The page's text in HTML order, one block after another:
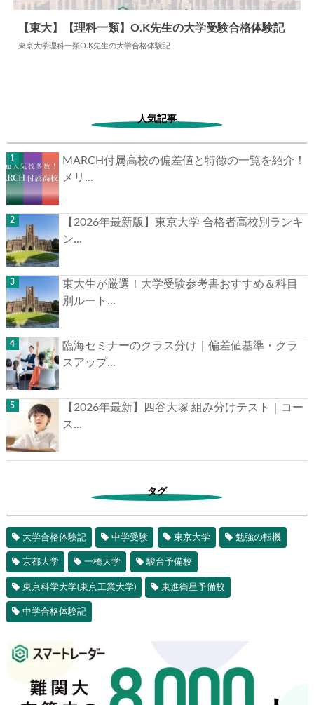
【東大】【理科一類】O.K先生の大学受験合格体験記
東京大学理科一類O.K先生の大学合格体験記
人気記事
MARCH付属高校の偏差値と特徴の一覧を紹介！
メリ...
【2026年最新版】東京大学 合格者高校別ランキ
ン...
東大生が厳選！大学受験参考書おすすめ＆科目
別ルート...
臨海セミナーのクラス分け｜偏差値基準・クラ
スアップ...
【2026年最新】四谷大塚 組み分けテスト｜コー
ス...
タグ
大学合格体験記 中学受験 東京大学 勉強の転機
京都大学 一橋大学 駿台予備校
東京科学大学(東京工業大学) 東進衛星予備校
中学合格体験記